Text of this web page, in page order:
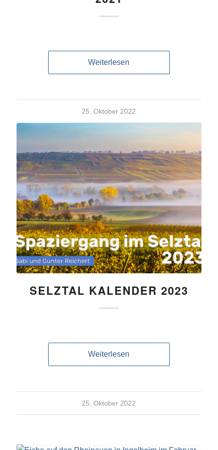
Weiterlesen
25. Oktober 2022
SELZTAL KALENDER 2023
Weiterlesen
25. Oktober 2022